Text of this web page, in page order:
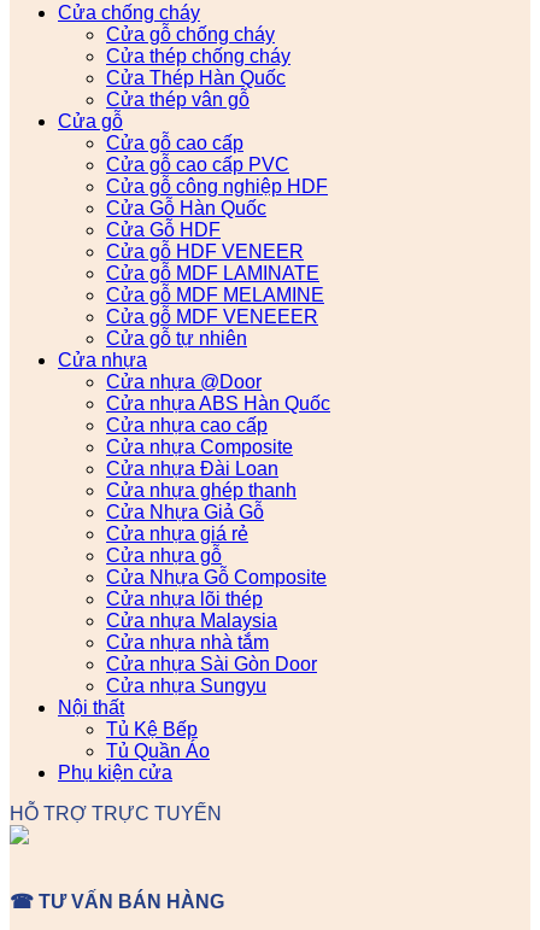
Cửa chống cháy
Cửa gỗ chống cháy
Cửa thép chống cháy
Cửa Thép Hàn Quốc
Cửa thép vân gỗ
Cửa gỗ
Cửa gỗ cao cấp
Cửa gỗ cao cấp PVC
Cửa gỗ công nghiệp HDF
Cửa Gỗ Hàn Quốc
Cửa Gỗ HDF
Cửa gỗ HDF VENEER
Cửa gỗ MDF LAMINATE
Cửa gỗ MDF MELAMINE
Cửa gỗ MDF VENEEER
Cửa gỗ tự nhiên
Cửa nhựa
Cửa nhựa @Door
Cửa nhựa ABS Hàn Quốc
Cửa nhựa cao cấp
Cửa nhựa Composite
Cửa nhựa Đài Loan
Cửa nhựa ghép thanh
Cửa Nhựa Giả Gỗ
Cửa nhựa giá rẻ
Cửa nhựa gỗ
Cửa Nhựa Gỗ Composite
Cửa nhựa lõi thép
Cửa nhựa Malaysia
Cửa nhựa nhà tắm
Cửa nhựa Sài Gòn Door
Cửa nhựa Sungyu
Nội thất
Tủ Kệ Bếp
Tủ Quần Áo
Phụ kiện cửa
HỖ TRỢ TRỰC TUYẾN
☎ TƯ VẤN BÁN HÀNG